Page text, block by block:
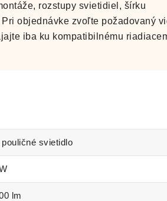
rozstupy svietidiel, šírku
objednávke zvoľte požadovaný
iba ku kompatibilnému
pouličné svietidlo
lm